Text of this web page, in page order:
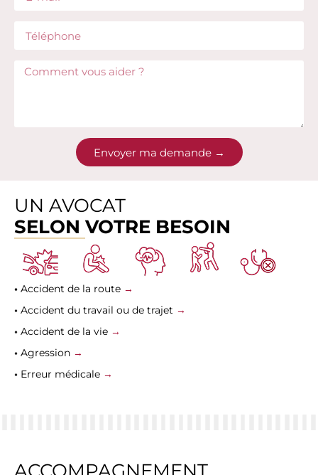
Envoyer ma demande →
UN AVOCAT
SELON VOTRE BESOIN
• Accident de la route →
• Accident du travail ou de trajet →
• Accident de la vie →
• Agression →
• Erreur médicale →